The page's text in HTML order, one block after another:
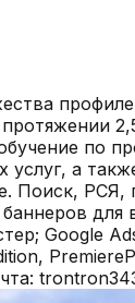
а
Поиск,
Google